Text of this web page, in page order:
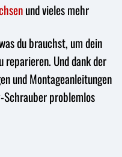
und vieles mehr
du brauchst, um dein
Und dank der
und Montageanleitungen
problemlos